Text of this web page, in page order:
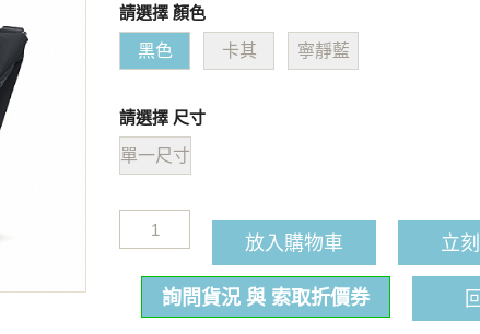
請選擇 顏色
黑色 卡其 寧靜藍
請選擇 尺寸
單一尺寸
放入購物車 立
詢問貨況 與 索取折價券